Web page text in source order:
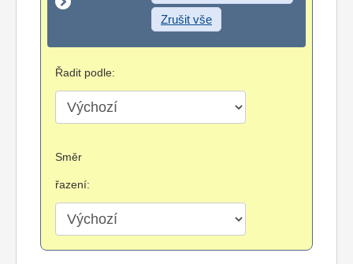
Zrušit vše
Řadit podle:
Směr
řazení: